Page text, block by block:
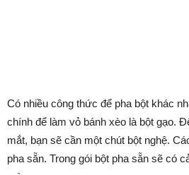
Có nhiều công thức để pha bột khác
chính để làm vỏ bánh xèo là bột gạo.
mắt, bạn sẽ cần một chút bột nghệ.
pha sẵn. Trong gói bột pha sẵn sẽ có